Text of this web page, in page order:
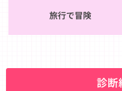
旅行で冒険
診断